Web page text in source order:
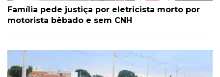
Família pede justiça por eletricista morto por
motorista bêbado e sem CNH